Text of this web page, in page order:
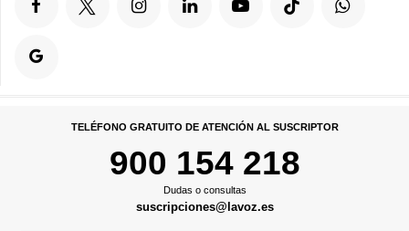
TELÉFONO GRATUITO DE ATENCIÓN AL SUSCRIPTOR
900 154 218
Dudas o consultas
suscripciones@lavoz.es